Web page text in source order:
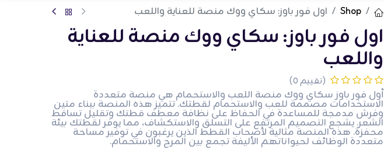
Shop اول فور باوز: سكاي ووك منصة للعناية واللعب
اول فور باوز: سكاي ووك منصة للعناية
واللعب
(تقييم 0)
أول فور باوز سكاي ووك منصة اللعب والاستحمام هي منصة متعددة
الاستخدامات مصممة للعب والاستحمام لقطتك. تتميز هذه المنصة ببناء متين
وفرش مدمجة للمساعدة في الحفاظ على نظافة معطف قطتك وتقليل تساقط
الشعر. يشجع التصميم المرتفع على التسلق والاستكشاف، مما يوفر لقطتك بيئة
محفزة. هذه المنصة مثالية لأصحاب القطط الذين يرغبون في توفير مساحة
متعددة الوظائف لحيواناتهم الأليفة تجمع بين المرح والاستحمام.